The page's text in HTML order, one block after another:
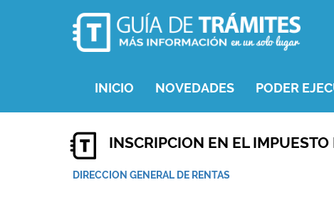
INICIO NOVEDADES PODER
INSCRIPCION EN EL
DIRECCION GENERAL DE RENTAS